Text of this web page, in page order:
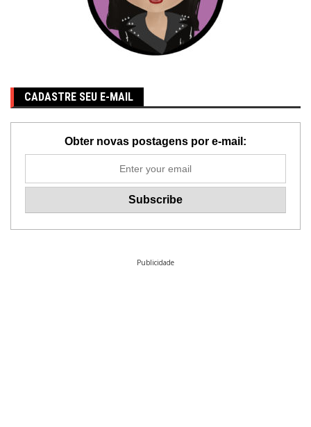
CADASTRE SEU E-MAIL
Obter novas postagens por e-mail:
Publicidade